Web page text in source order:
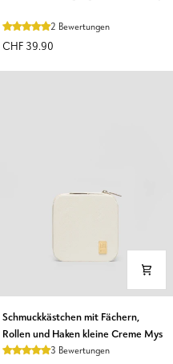
Rollen
groß
2 Bewertungen
CHF 39.90
Schmuckkästchen
mit
Fächern,
Schmuckkästchen mit Fächern,
Rollen und Haken kleine Creme Mys
3 Bewertungen